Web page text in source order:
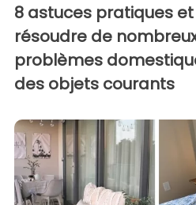
8 astuces pratiques
résoudre de
problèmes
des objets courants